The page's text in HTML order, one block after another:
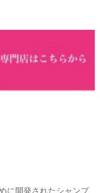
に開発されたシャンプ